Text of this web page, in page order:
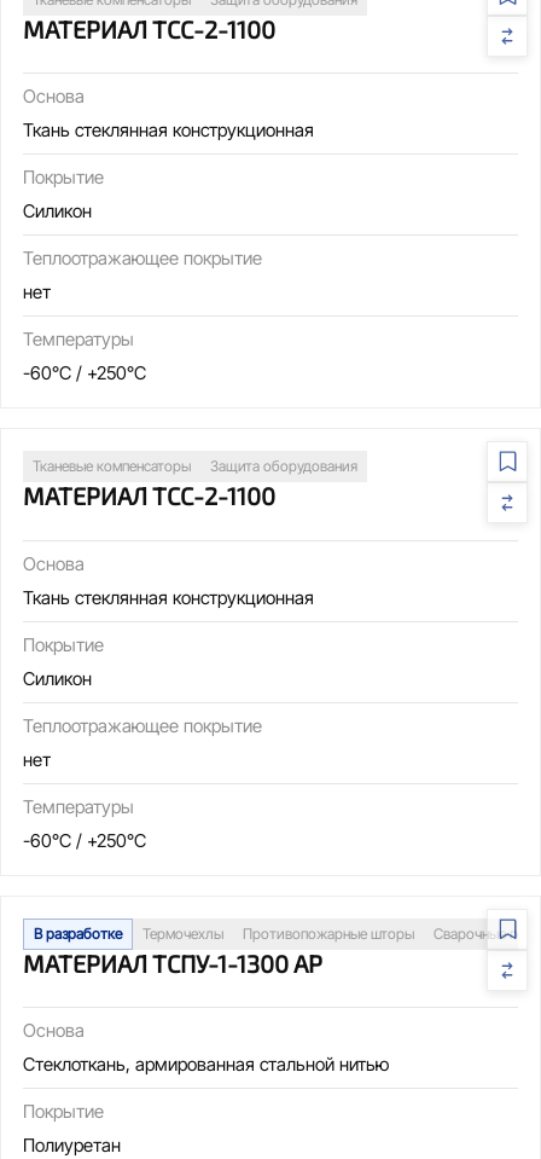
МАТЕРИАЛ ТСС-2-1100
Основа
Ткань стеклянная конструкционная
Покрытие
Силикон
Теплоотражающее покрытие
нет
Температуры
-60°C / +250°C
Тканевые компенсаторы Защита оборудования
МАТЕРИАЛ ТСС-2-1100
Основа
Ткань стеклянная конструкционная
Покрытие
Силикон
Теплоотражающее покрытие
нет
Температуры
-60°C / +250°C
В разработке Термочехлы Противопожарные шторы Сварочные
МАТЕРИАЛ ТСПУ-1-1300 АР
Основа
Стеклоткань, армированная стальной нитью
Покрытие
Полиуретан